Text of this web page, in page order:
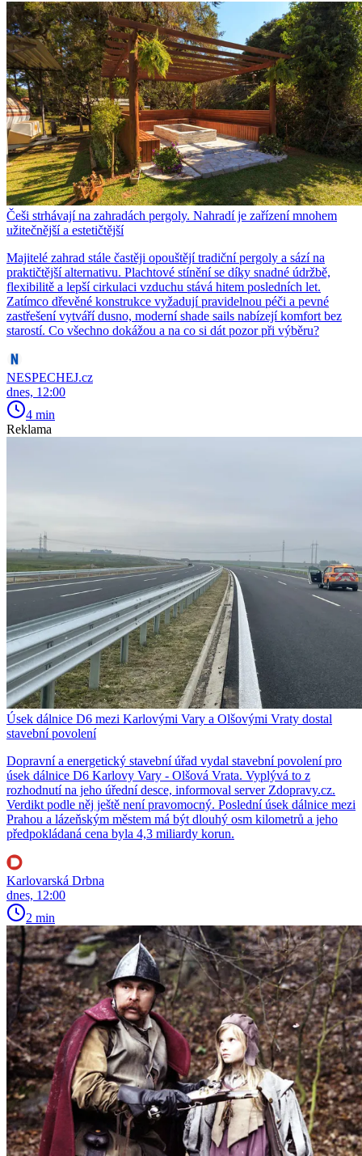
Češi strhávají na zahradách pergoly. Nahradí je zařízení mnohem
užitečnější a estetičtější
Majitelé zahrad stále častěji opouštějí tradiční pergoly a sází na
praktičtější alternativu. Plachtové stínění se díky snadné údržbě,
flexibilitě a lepší cirkulaci vzduchu stává hitem posledních let.
Zatímco dřevěné konstrukce vyžadují pravidelnou péči a pevné
zastřešení vytváří dusno, moderní shade sails nabízejí komfort bez
starostí. Co všechno dokážou a na co si dát pozor při výběru?
NESPECHEJ.cz
dnes, 12:00
4 min
Reklama
Úsek dálnice D6 mezi Karlovými Vary a Olšovými Vraty dostal
stavební povolení
Dopravní a energetický stavební úřad vydal stavební povolení pro
úsek dálnice D6 Karlovy Vary - Olšová Vrata. Vyplývá to z
rozhodnutí na jeho úřední desce, informoval server Zdopravy.cz.
Verdikt podle něj ještě není pravomocný. Poslední úsek dálnice mezi
Prahou a lázeňským městem má být dlouhý osm kilometrů a jeho
předpokládaná cena byla 4,3 miliardy korun.
Karlovarská Drbna
dnes, 12:00
2 min